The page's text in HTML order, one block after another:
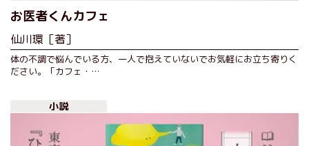
お医者くんカフェ
仙川環［著］
体の不調で悩んでいる方、一人で抱えていないでお気軽にお立ち寄りく
ださい。「カフェ・…
小説